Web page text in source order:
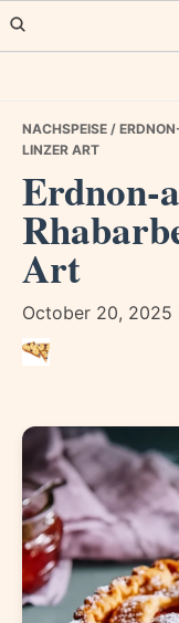
Skip
to
Skip
to
Skip
to
NACHSPEISE /
LINZER ART
Erdnon-
Art
October 20, 2025